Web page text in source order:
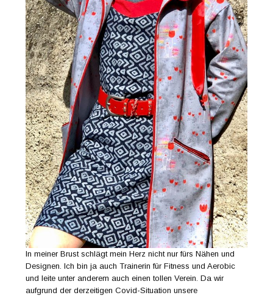
In meiner Brust schlägt mein Herz nicht nur fürs Nähen und
Designen. Ich bin ja auch Trainerin für Fitness und Aerobic
und leite unter anderem auch einen tollen Verein. Da wir
aufgrund der derzeitigen Covid-Situation unsere